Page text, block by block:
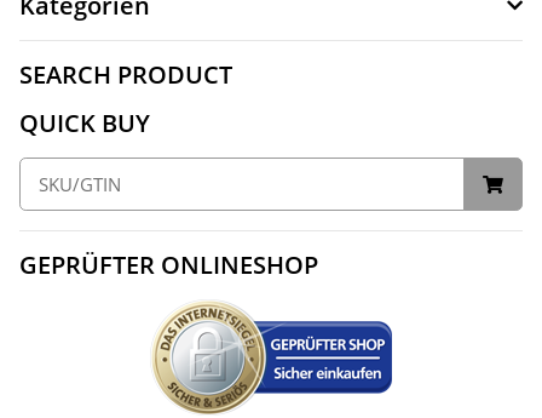
SEARCH PRODUCT
QUICK BUY
GEPRÜFTER ONLINESHOP